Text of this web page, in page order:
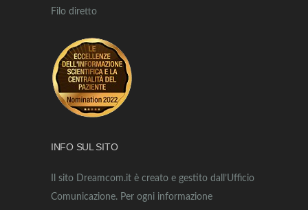
Filo diretto
INFO SUL SITO
Il sito Dreamcom.it è creato e gestito dall’Ufficio
Comunicazione. Per ogni informazione